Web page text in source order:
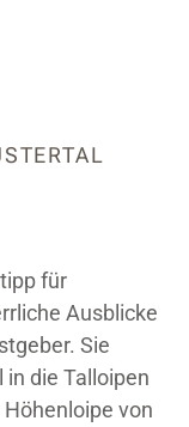
für
Ausblicke
Sie
die Talloipen
von